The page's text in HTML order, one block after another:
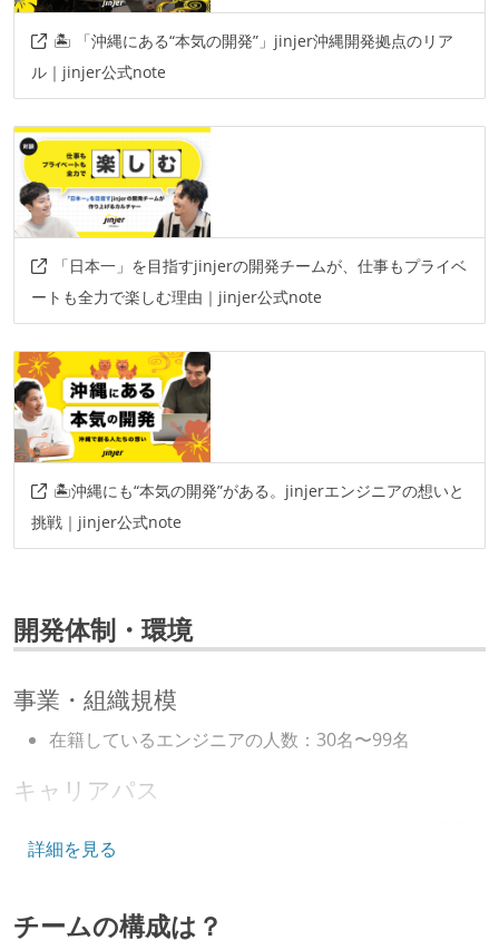
🏝️ 「沖縄にある“本気の開発”」jinjer沖縄開発拠点のリア
ル｜jinjer公式note
「日本一」を目指すjinjerの開発チームが、仕事もプライベ
ートも全力で楽しむ理由｜jinjer公式note
🏝️沖縄にも“本気の開発”がある。jinjerエンジニアの想いと
挑戦｜jinjer公式note
開発体制・環境
事業・組織規模
在籍しているエンジニアの人数：30名〜99名
キャリアパス
など、キャリア形成を目的とした職域を超えての積極
マネージャーやCTOと高頻度（月1程度）でキャリアに
詳細を見る
チームの構成は？